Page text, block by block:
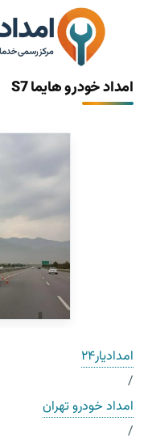
امداد خودرو هایما S7
امدادیار۲۴
/
امداد خودرو تهران
/